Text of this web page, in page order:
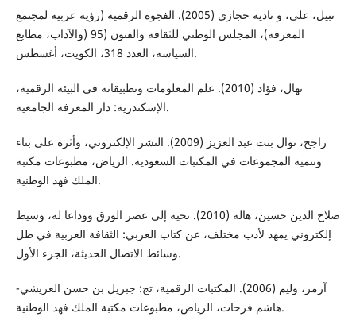
نبيل، على، و نادية حجازي (2005). الفجوة الرقمية (رؤية عربية لمجتمع
المعرفة)، المجلس الوطني للثقافة والفنون (95 (والآداب، مطابع
السياسة، العدد 318، الكويت، أغسطس.
نهال، فؤاد (2010). علم المعلومات وتطبيقاته فى البيئة الرقمية،
الإسكندرية: دار المعرفة الجامعية.
راجح، نوال بنت عبد العزيز (2009). النشر الإلكتروني، وأثره على بناء
وتنمية المجموعات في المكتبات السعودية. الرياض، مطبوعات مكتبة
الملك فهد الوطنية.
صلاح الدين حسين، هالة (2010). تحية إلى عصر الورق ووداعا له، وسيط
إلكتروني يمهد لأدب مختلف، عن كتاب العربي: الثقافة العربية في ظل
وسائط الاتصال الحديثة، الجزء الأول.
آرمز، وليم (2006). المكتبات الرقمية، تج: جبريل بن حسن العريشي-
هاشم فرحات، الرياض، مطبوعات مكتبة الملك فهد الوطنية.